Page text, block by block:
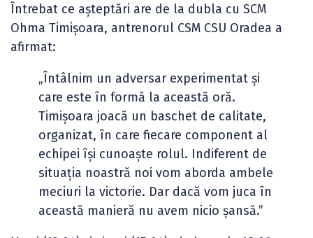
Întrebat ce așteptări are de la dubla cu SCM
Ohma Timișoara, antrenorul CSM CSU Oradea a
afirmat:
„Întâlnim un adversar experimentat și
care este în formă la această oră.
Timișoara joacă un baschet de calitate,
organizat, în care fiecare component al
echipei își cunoaște rolul. Indiferent de
situația noastră noi vom aborda ambele
meciuri la victorie. Dar dacă vom juca în
această manieră nu avem nicio șansă.”